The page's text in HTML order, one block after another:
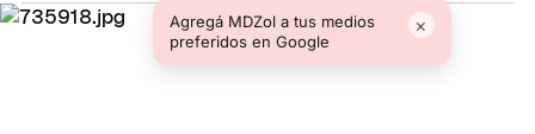
Agregá MDZol a tus medios
preferidos en Google
×